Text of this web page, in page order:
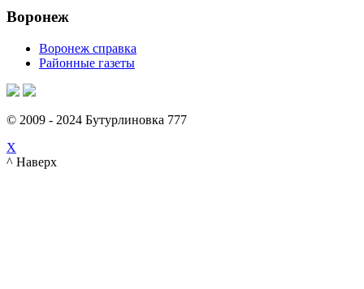
Воронеж
Воронеж справка
Районные газеты
© 2009 - 2024 Бутурлиновка 777
X
^ Наверх